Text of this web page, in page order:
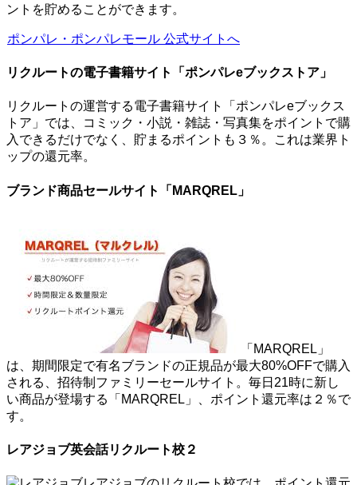
ントを貯めることができます。
ポンパレ・ポンパレモール 公式サイトへ
リクルートの電子書籍サイト「ポンパレeブックストア」
リクルートの運営する電子書籍サイト「ポンパレeブックス
トア」では、コミック・小説・雑誌・写真集をポイントで購
入できるだけでなく、貯まるポイントも３％。これは業界ト
ップの還元率。
ブランド商品セールサイト「MARQREL」
「MARQREL」
は、期間限定で有名ブランドの正規品が最大80%OFFで購入
される、招待制ファミリーセールサイト。毎日21時に新し
い商品が登場する「MARQREL」、ポイント還元率は２％で
す。
レアジョブ英会話リクルート校２